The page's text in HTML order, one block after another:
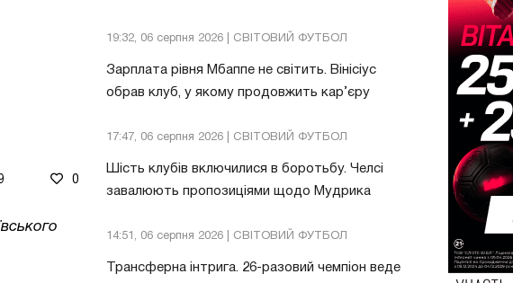
19:32, 06 серпня 2026 | СВІТОВИЙ ФУТБОЛ
Зарплата рівня Мбаппе не світить. Вінісіус
обрав клуб, у якому продовжить кар’єру
17:47, 06 серпня 2026 | СВІТОВИЙ ФУТБОЛ
Шість клубів включилися в боротьбу. Челсі
завалюють пропозиціями щодо Мудрика
14:51, 06 серпня 2026 | СВІТОВИЙ ФУТБОЛ
Трансферна інтрига. 26-разовий чемпіон веде
0